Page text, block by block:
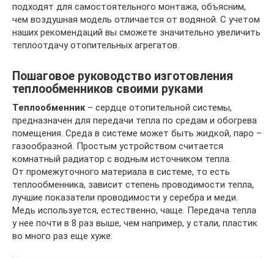
подходят для самостоятельного монтажа, объясним,
чем воздушная модель отличается от водяной. С учетом
наших рекомендаций вы сможете значительно увеличить
теплоотдачу отопительных агрегатов.
Пошаговое руководство изготовления
теплообменников своими руками
Теплообменник– сердце отопительной системы,
предназначен для передачи тепла по средам и обогрева
помещения. Среда в системе может быть жидкой, паро –
газообразной. Простым устройством считается
комнатный радиатор с водным источником тепла.
От промежуточного материала в системе, то есть
теплообменника, зависит степень проводимости тепла,
лучшие показатели проводимости у серебра и меди.
Медь используется, естественно, чаще. Передача тепла
у нее почти в 8 раз выше, чем например, у стали, пластик
во много раз еще хуже.